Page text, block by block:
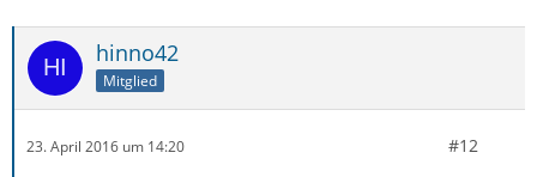
hinno42
Mitglied
23. April 2016 um 14:20 #12